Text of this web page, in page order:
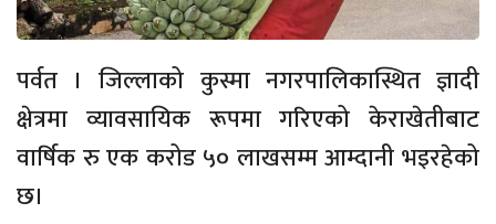
पर्वत । जिल्लाको कुस्मा नगरपालिकास्थित ज्ञादी
क्षेत्रमा व्यावसायिक रूपमा गरिएको केराखेतीबाट
वार्षिक रु एक करोड ५० लाखसम्म आम्दानी भइरहेको
छ।